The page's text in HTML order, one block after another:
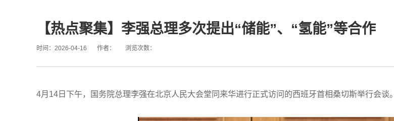
【热点聚集】李强总理多次提出“储能”、“氢能”等合作
时间： 2026-04-16 作者： 浏览次数：
4月14日下午，国务院总理李强在北京人民大会堂同来华进行正式访问的西班牙首相桑切斯举行会谈。